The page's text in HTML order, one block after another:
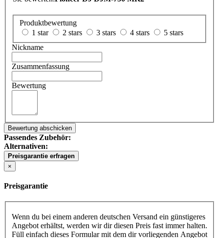
Produktbewertung
1 star
2 stars 3 stars 4 stars
5 stars
Nickname
Zusammenfassung
Bewertung
Bewertung abschicken
Passendes Zubehör:
Alternativen:
Preisgarantie erfragen
×
Preisgarantie
Wenn du bei einem anderen deutschen Versand ein günstigeres
Angebot erhältst, werden wir dir diesen Preis fast immer halten.
Füll einfach dieses Formular mit dem dir vorliegenden Angebot